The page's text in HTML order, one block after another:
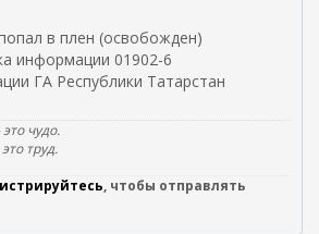
с
ы
л
к
а
в плен (освобожден)
информации 01902-6
ГА Республики Татарстан
чудо.
труд.
, чтобы отправлять